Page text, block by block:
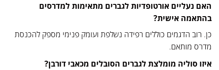
האם נעליים אורטופדיות לגברים מתאימות למדרסים
בהתאמה אישית?
כן. רוב הדגמים כוללים רפידה נשלפת ועומק פנימי מספק להכנסת
מדרס מותאם.
איזו סוליה מומלצת לגברים הסובלים מכאבי דורבן?